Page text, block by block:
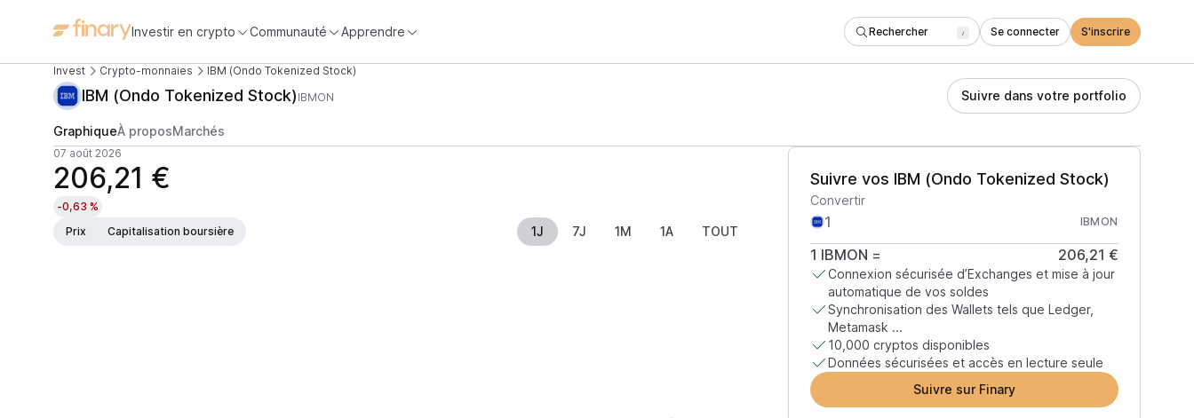
Investir en crypto Communauté Apprendre Rechercher / Se connecter S'inscrire
Invest Crypto-monnaies IBM (Ondo Tokenized Stock)
IBM (Ondo Tokenized Stock) IBMON Suivre dans votre portfolio
GraphiqueÀ proposMarchés
07 août 2026
206,21 €
-0,63 %
Prix
Capitalisation boursière 1J 7J 1M 1A TOUT
Suivre vos IBM (Ondo Tokenized Stock)
Convertir
IBMON
1 IBMON = 206,21 €
Connexion sécurisée d’Exchanges et mise à jour
automatique de vos soldes
Synchronisation des Wallets tels que Ledger,
Metamask ...
10,000 cryptos disponibles
Données sécurisées et accès en lecture seule
Suivre sur Finary